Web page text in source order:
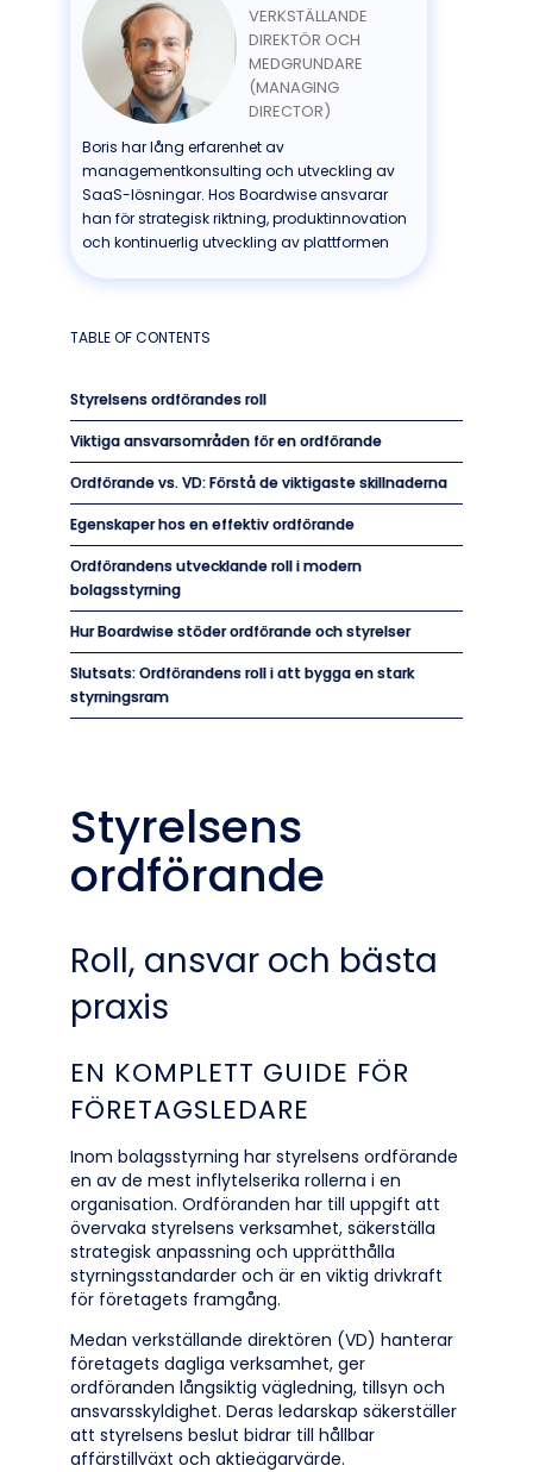
VERKSTÄLLANDE
DIREKTÖR OCH
MEDGRUNDARE
(MANAGING
DIRECTOR)
Boris har lång erfarenhet av
managementkonsulting och utveckling av
SaaS-lösningar. Hos Boardwise ansvarar
han för strategisk riktning, produktinnovation
och kontinuerlig utveckling av plattformen
TABLE OF CONTENTS
Styrelsens ordförandes roll
Viktiga ansvarsområden för en ordförande
Ordförande vs. VD: Förstå de viktigaste skillnaderna
Egenskaper hos en effektiv ordförande
Ordförandens utvecklande roll i modern
bolagsstyrning
Hur Boardwise stöder ordförande och styrelser
Slutsats: Ordförandens roll i att bygga en stark
styrningsram
Styrelsens
ordförande
Roll, ansvar och bästa
praxis
EN KOMPLETT GUIDE FÖR
FÖRETAGSLEDARE
Inom bolagsstyrning har styrelsens ordförande
en av de mest inflytelserika rollerna i en
organisation. Ordföranden har till uppgift att
övervaka styrelsens verksamhet, säkerställa
strategisk anpassning och upprätthålla
styrningsstandarder och är en viktig drivkraft
för företagets framgång.
Medan verkställande direktören (VD) hanterar
företagets dagliga verksamhet, ger
ordföranden långsiktig vägledning, tillsyn och
ansvarsskyldighet. Deras ledarskap säkerställer
att styrelsens beslut bidrar till hållbar
affärstillväxt och aktieägarvärde.